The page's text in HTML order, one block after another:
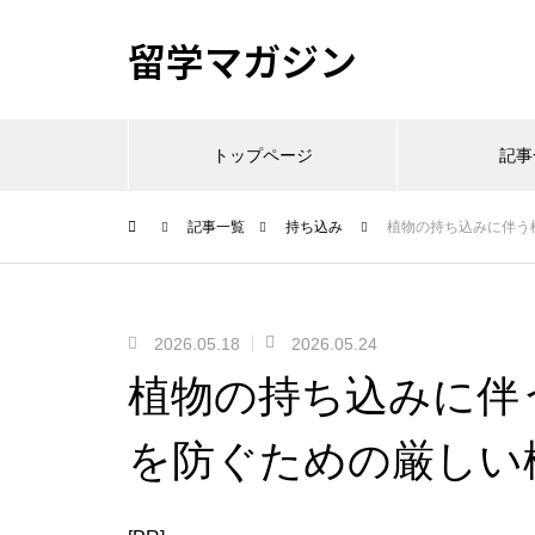
留学マガジン
トップページ 記
記事一覧 持ち込み 植物の持ち込みに伴
2026.05.18 2026.05.24
植物の持ち込みに伴
を防ぐための厳し